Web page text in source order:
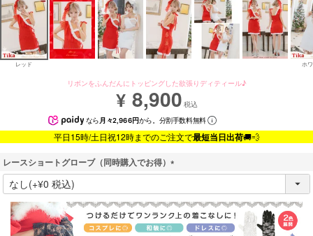
レッド ホ
リボンをふんだんにトッピングした欲張りディティール♪
¥ 8,900 税込
なら 月々2,966円から。分割手数料無料
平日15時/土日祝12時までのご注文で最短当日出荷🚚💨
レースショートグローブ（同時購入でお得）
(
必
須
)